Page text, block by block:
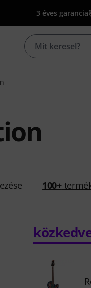
3 éves garancia
100+